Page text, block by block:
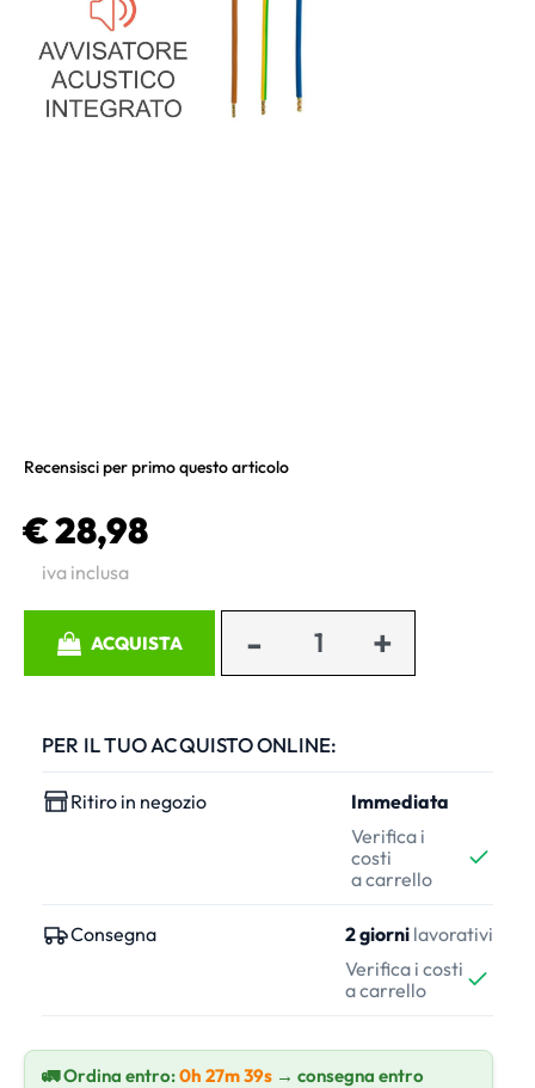
Recensisci per primo questo articolo
€ 28,98
iva inclusa
ACQUISTA
PER IL TUO ACQUISTO ONLINE:
Ritiro in negozio
Immediata
Verifica i
costi
a carrello
Consegna 2 giorni lavorativi
Verifica i costi
a carrello
🚛 Ordina entro:0h 27m 39s → consegna entro